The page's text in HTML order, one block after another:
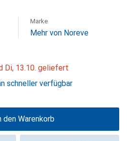
Marke
Mehr von Noreve
Di, 13.10. geliefert
schneller verfügbar
den Warenkorb